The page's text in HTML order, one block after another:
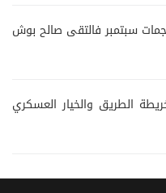
سبتمبر فالتقى صالح بوش
الطريق والخيار العسكري